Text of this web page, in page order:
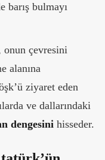
barış bulmayı
onun çevresini
alanına
ziyaret eden
ve dallarındaki
dengesini hisseder.